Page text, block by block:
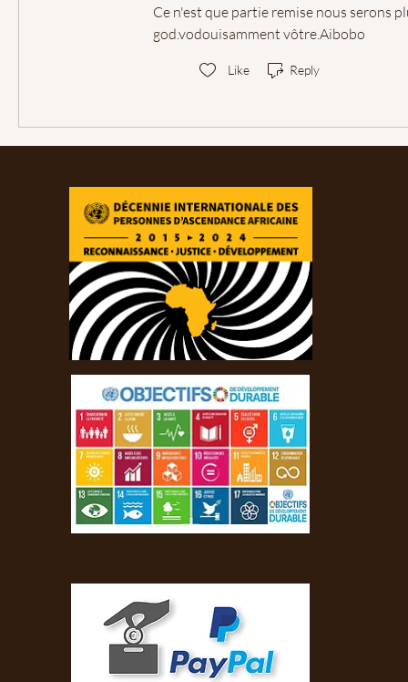
Ce n'est que partie remise nous serons
god.vodouisamment vôtre.Aibobo
Like Reply